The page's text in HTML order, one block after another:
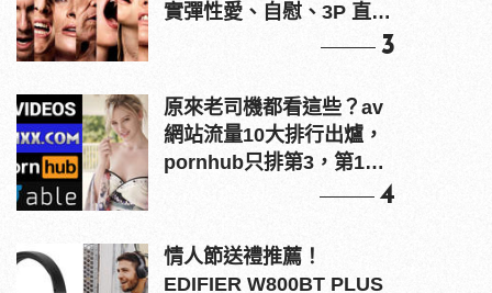
實彈性愛、自慰、3P 直接
3
原來老司機都看這些？av
網站流量10大排行出爐，
pornhub只排第3，第1名
4
情人節送禮推薦！
EDIFIER W800BT PLUS